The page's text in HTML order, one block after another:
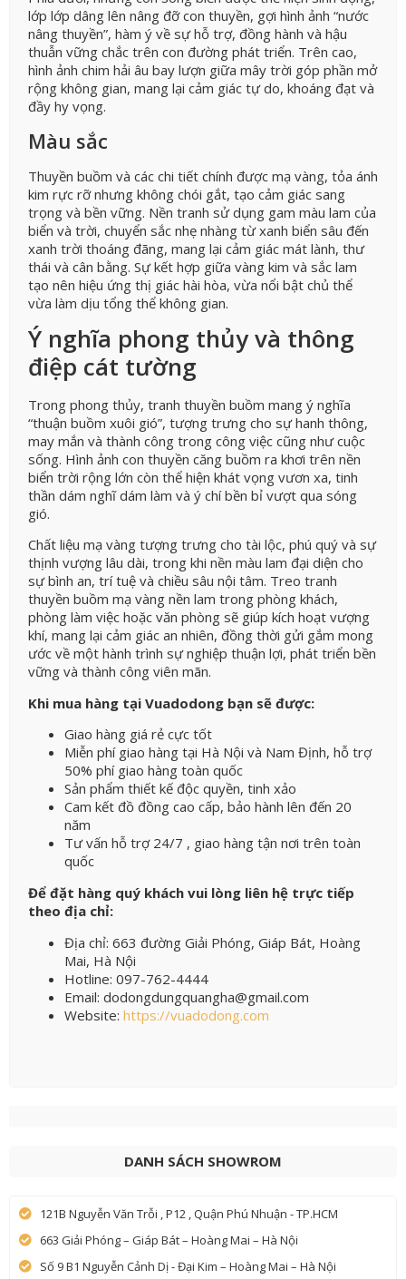
lớp lớp dâng lên nâng đỡ con thuyền, gợi hình ảnh “nước
nâng thuyền”, hàm ý về sự hỗ trợ, đồng hành và hậu
thuẫn vững chắc trên con đường phát triển. Trên cao,
hình ảnh chim hải âu bay lượn giữa mây trời góp phần mở
rộng không gian, mang lại cảm giác tự do, khoáng đạt và
đầy hy vọng.
Màu sắc
Thuyền buồm và các chi tiết chính được mạ vàng, tỏa ánh
kim rực rỡ nhưng không chói gắt, tạo cảm giác sang
trọng và bền vững. Nền tranh sử dụng gam màu lam của
biển và trời, chuyển sắc nhẹ nhàng từ xanh biển sâu đến
xanh trời thoáng đãng, mang lại cảm giác mát lành, thư
thái và cân bằng. Sự kết hợp giữa vàng kim và sắc lam
tạo nên hiệu ứng thị giác hài hòa, vừa nổi bật chủ thể
vừa làm dịu tổng thể không gian.
Ý nghĩa phong thủy và thông
điệp cát tường
Trong phong thủy, tranh thuyền buồm mang ý nghĩa
“thuận buồm xuôi gió”, tượng trưng cho sự hanh thông,
may mắn và thành công trong công việc cũng như cuộc
sống. Hình ảnh con thuyền căng buồm ra khơi trên nền
biển trời rộng lớn còn thể hiện khát vọng vươn xa, tinh
thần dám nghĩ dám làm và ý chí bền bỉ vượt qua sóng
gió.
Chất liệu mạ vàng tượng trưng cho tài lộc, phú quý và sự
thịnh vượng lâu dài, trong khi nền màu lam đại diện cho
sự bình an, trí tuệ và chiều sâu nội tâm. Treo tranh
thuyền buồm mạ vàng nền lam trong phòng khách,
phòng làm việc hoặc văn phòng sẽ giúp kích hoạt vượng
khí, mang lại cảm giác an nhiên, đồng thời gửi gắm mong
ước về một hành trình sự nghiệp thuận lợi, phát triển bền
vững và thành công viên mãn.
Khi mua hàng tại Vuadodong bạn sẽ được:
Giao hàng giá rẻ cực tốt
Miễn phí giao hàng tại Hà Nội và Nam Định, hỗ trợ
50% phí giao hàng toàn quốc
Sản phẩm thiết kế độc quyền, tinh xảo
Cam kết đồ đồng cao cấp, bảo hành lên đến 20
năm
Tư vấn hỗ trợ 24/7 , giao hàng tận nơi trên toàn
quốc
Để đặt hàng quý khách vui lòng liên hệ trực tiếp
theo địa chỉ:
Địa chỉ: 663 đường Giải Phóng, Giáp Bát, Hoàng
Mai, Hà Nội
Hotline: 097-762-4444
Email: dodongdungquangha@gmail.com
Website: https://vuadodong.com
DANH SÁCH SHOWROM
121B Nguyễn Văn Trỗi , P12 , Quận Phú Nhuận - TP.HCM
663 Giải Phóng – Giáp Bát – Hoàng Mai – Hà Nội
Số 9 B1 Nguyễn Cảnh Dị - Đại Kim – Hoàng Mai – Hà Nội